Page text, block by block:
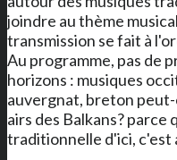
joindre au thème
transmission se fait à
Au programme, pas de
horizons : musiques
auvergnat, breton
airs des Balkans? parce
traditionnelle d'ici, c'est